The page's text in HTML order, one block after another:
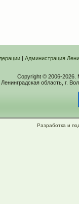
| Администрация
Copyright © 2006-2026.
Ленинградская область, г.
Разработка и